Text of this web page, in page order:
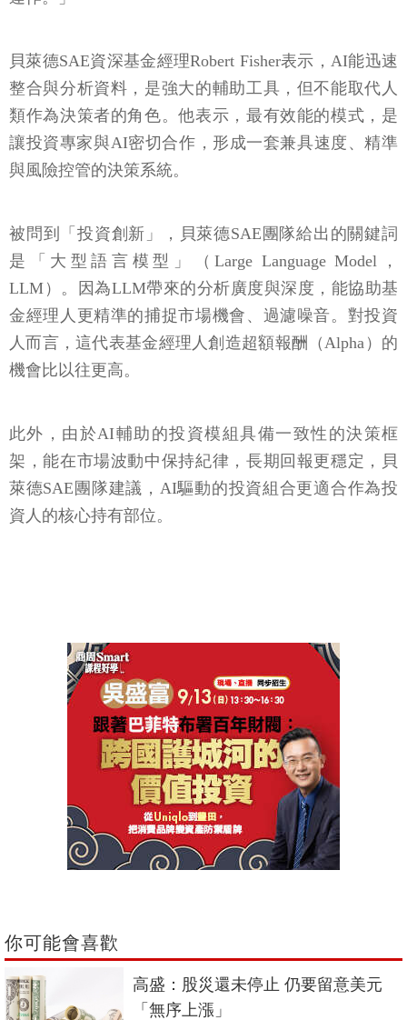
貝萊德SAE資深基金經理Robert Fisher表示，AI能迅速
整合與分析資料，是強大的輔助工具，但不能取代人
類作為決策者的角色。他表示，最有效能的模式，是
讓投資專家與AI密切合作，形成一套兼具速度、精準
與風險控管的決策系統。
被問到「投資創新」，貝萊德SAE團隊給出的關鍵詞
是「大型語言模型」（Large Language Model，
LLM）。因為LLM帶來的分析廣度與深度，能協助基
金經理人更精準的捕捉市場機會、過濾噪音。對投資
人而言，這代表基金經理人創造超額報酬（Alpha）的
機會比以往更高。
此外，由於AI輔助的投資模組具備一致性的決策框
架，能在市場波動中保持紀律，長期回報更穩定，貝
萊德SAE團隊建議，AI驅動的投資組合更適合作為投
資人的核心持有部位。
你可能會喜歡
高盛：股災還未停止 仍要留意美元
「無序上漲」